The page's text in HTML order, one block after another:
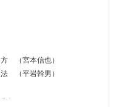
岩幹男）
（宮本信也）
（平岩幹男）
）